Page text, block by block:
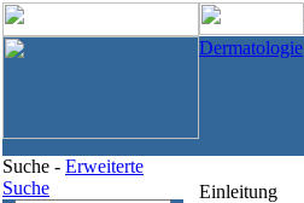
Dermatologie
Suche - Erweiterte
Suche
Einleitung